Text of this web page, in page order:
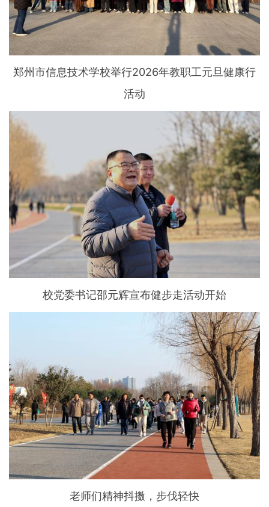
郑州市信息技术学校举行2026年教职工元旦健康行
活动
校党委书记邵元辉宣布健步走活动开始
老师们精神抖擞，步伐轻快